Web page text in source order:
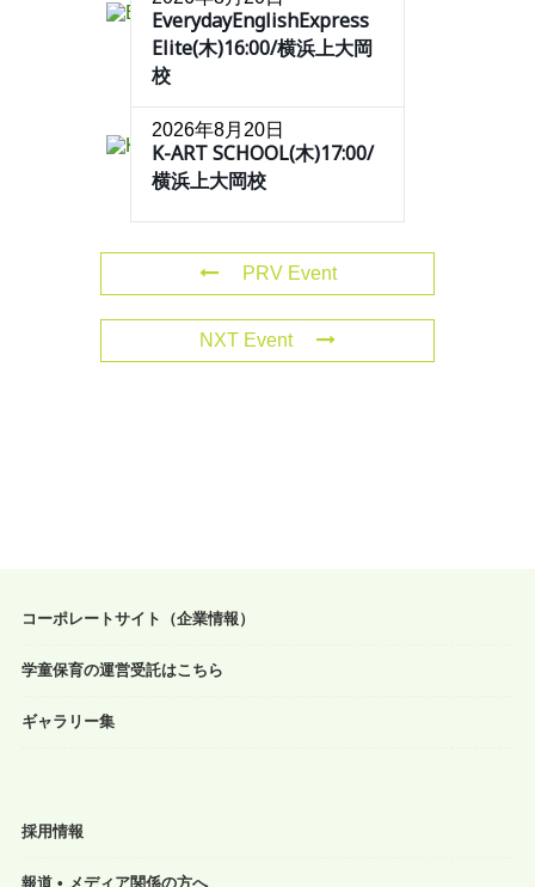
EverydayEnglishExpress
Elite(木)16:00/横浜上大岡
校
2026年8月20日
K-ART SCHOOL(木)17:00/
横浜上大岡校
PRV Event
NXT Event
コーポレートサイト（企業情報）
学童保育の運営受託はこちら
ギャラリー集
採用情報
報道 • メディア関係の方へ